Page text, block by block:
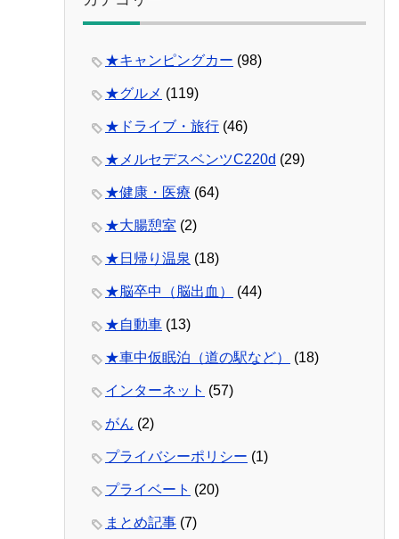
★キャンピングカー (98)
★グルメ (119)
★ドライブ・旅行 (46)
★メルセデスベンツC220d (29)
★健康・医療 (64)
★大腸憩室 (2)
★日帰り温泉 (18)
★脳卒中（脳出血） (44)
★自動車 (13)
★車中仮眠泊（道の駅など） (18)
インターネット (57)
がん (2)
プライバシーポリシー (1)
プライベート (20)
まとめ記事 (7)